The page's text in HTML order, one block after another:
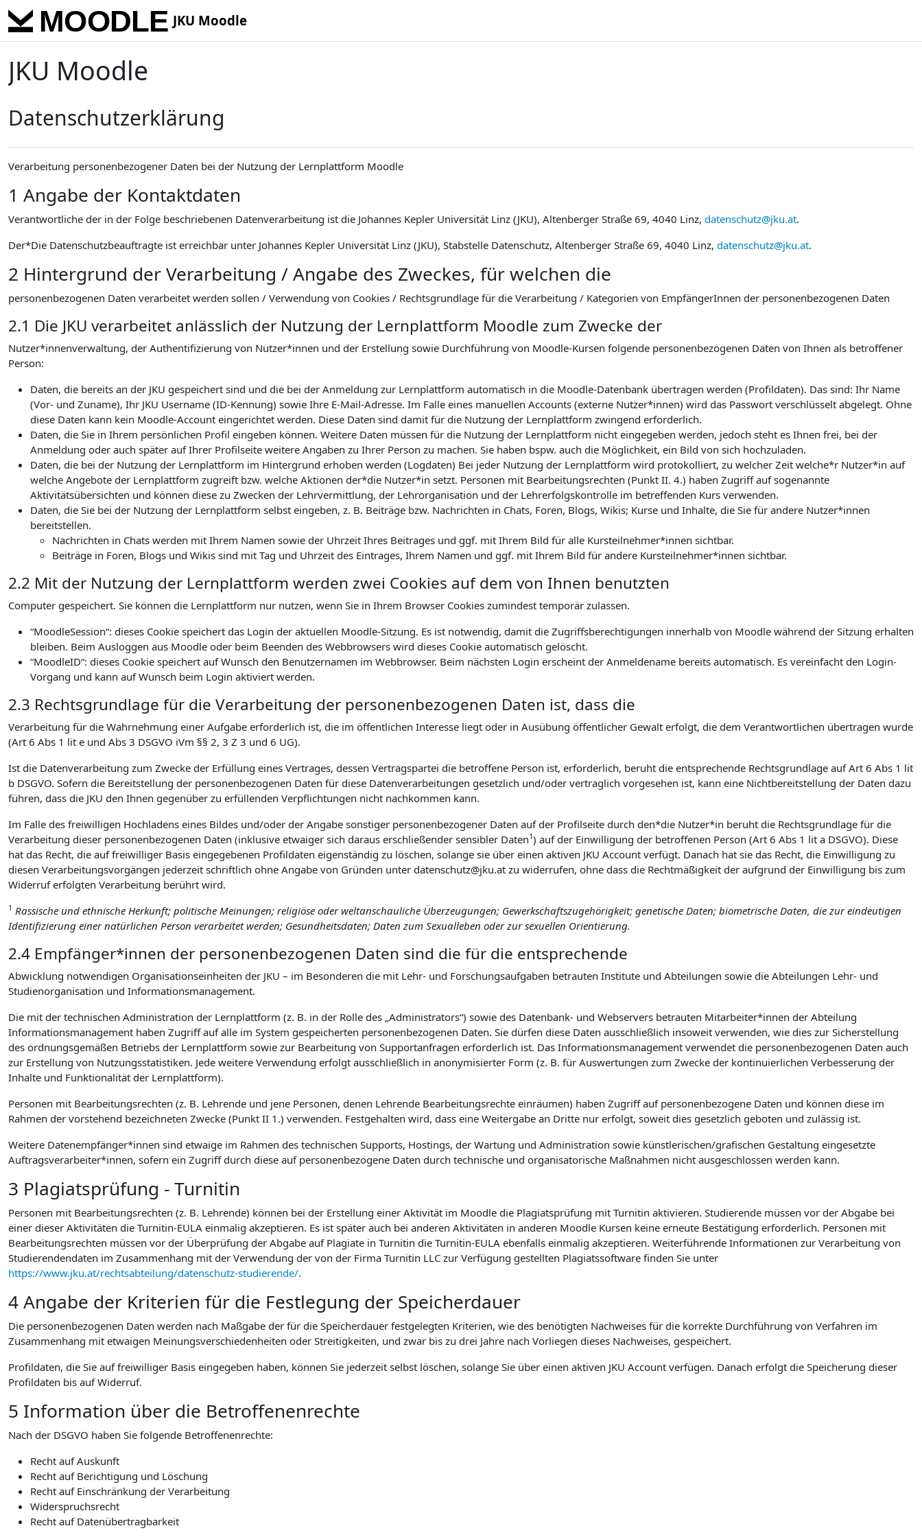
Skip to main content
JKU Moodle
JKU Moodle
Datenschutzerklärung
Verarbeitung personenbezogener Daten bei der Nutzung der Lernplattform Moodle
1 Angabe der Kontaktdaten
Verantwortliche der in der Folge beschriebenen Datenverarbeitung ist die Johannes Kepler Universität Linz (JKU), Altenberger Straße 69, 4040 Linz, datenschutz@jku.at.
Der*Die Datenschutzbeauftragte ist erreichbar unter Johannes Kepler Universität Linz (JKU), Stabstelle Datenschutz, Altenberger Straße 69, 4040 Linz, datenschutz@jku.at.
2 Hintergrund der Verarbeitung / Angabe des Zweckes, für welchen die
personenbezogenen Daten verarbeitet werden sollen / Verwendung von Cookies / Rechtsgrundlage für die Verarbeitung / Kategorien von EmpfängerInnen der personenbezogenen Daten
2.1 Die JKU verarbeitet anlässlich der Nutzung der Lernplattform Moodle zum Zwecke der
Nutzer*innenverwaltung, der Authentifizierung von Nutzer*innen und der Erstellung sowie Durchführung von Moodle-Kursen folgende personenbezogenen Daten von Ihnen als betroffener
Person:
Daten, die bereits an der JKU gespeichert sind und die bei der Anmeldung zur Lernplattform automatisch in die Moodle-Datenbank übertragen werden (Profildaten). Das sind: Ihr Name
(Vor- und Zuname), Ihr JKU Username (ID-Kennung) sowie Ihre E-Mail-Adresse. Im Falle eines manuellen Accounts (externe Nutzer*innen) wird das Passwort verschlüsselt abgelegt. Ohne
diese Daten kann kein Moodle-Account eingerichtet werden. Diese Daten sind damit für die Nutzung der Lernplattform zwingend erforderlich.
Daten, die Sie in Ihrem persönlichen Profil eingeben können. Weitere Daten müssen für die Nutzung der Lernplattform nicht eingegeben werden, jedoch steht es Ihnen frei, bei der
Anmeldung oder auch später auf Ihrer Profilseite weitere Angaben zu Ihrer Person zu machen. Sie haben bspw. auch die Möglichkeit, ein Bild von sich hochzuladen.
Daten, die bei der Nutzung der Lernplattform im Hintergrund erhoben werden (Logdaten) Bei jeder Nutzung der Lernplattform wird protokolliert, zu welcher Zeit welche*r Nutzer*in auf
welche Angebote der Lernplattform zugreift bzw. welche Aktionen der*die Nutzer*in setzt. Personen mit Bearbeitungsrechten (Punkt II. 4.) haben Zugriff auf sogenannte
Aktivitätsübersichten und können diese zu Zwecken der Lehrvermittlung, der Lehrorganisation und der Lehrerfolgskontrolle im betreffenden Kurs verwenden.
Daten, die Sie bei der Nutzung der Lernplattform selbst eingeben, z. B. Beiträge bzw. Nachrichten in Chats, Foren, Blogs, Wikis; Kurse und Inhalte, die Sie für andere Nutzer*innen
bereitstellen.
Nachrichten in Chats werden mit Ihrem Namen sowie der Uhrzeit Ihres Beitrages und ggf. mit Ihrem Bild für alle Kursteilnehmer*innen sichtbar.
Beiträge in Foren, Blogs und Wikis sind mit Tag und Uhrzeit des Eintrages, Ihrem Namen und ggf. mit Ihrem Bild für andere Kursteilnehmer*innen sichtbar.
2.2 Mit der Nutzung der Lernplattform werden zwei Cookies auf dem von Ihnen benutzten
Computer gespeichert. Sie können die Lernplattform nur nutzen, wenn Sie in Ihrem Browser Cookies zumindest temporär zulassen.
“MoodleSession“: dieses Cookie speichert das Login der aktuellen Moodle-Sitzung. Es ist notwendig, damit die Zugriffsberechtigungen innerhalb von Moodle während der Sitzung erhalten
bleiben. Beim Ausloggen aus Moodle oder beim Beenden des Webbrowsers wird dieses Cookie automatisch gelöscht.
“MoodleID“: dieses Cookie speichert auf Wunsch den Benutzernamen im Webbrowser. Beim nächsten Login erscheint der Anmeldename bereits automatisch. Es vereinfacht den Login-
Vorgang und kann auf Wunsch beim Login aktiviert werden.
2.3 Rechtsgrundlage für die Verarbeitung der personenbezogenen Daten ist, dass die
Verarbeitung für die Wahrnehmung einer Aufgabe erforderlich ist, die im öffentlichen Interesse liegt oder in Ausübung öffentlicher Gewalt erfolgt, die dem Verantwortlichen übertragen wurde
(Art 6 Abs 1 lit e und Abs 3 DSGVO iVm §§ 2, 3 Z 3 und 6 UG).
Ist die Datenverarbeitung zum Zwecke der Erfüllung eines Vertrages, dessen Vertragspartei die betroffene Person ist, erforderlich, beruht die entsprechende Rechtsgrundlage auf Art 6 Abs 1 lit
b DSGVO. Sofern die Bereitstellung der personenbezogenen Daten für diese Datenverarbeitungen gesetzlich und/oder vertraglich vorgesehen ist, kann eine Nichtbereitstellung der Daten dazu
führen, dass die JKU den Ihnen gegenüber zu erfüllenden Verpflichtungen nicht nachkommen kann.
Im Falle des freiwilligen Hochladens eines Bildes und/oder der Angabe sonstiger personenbezogener Daten auf der Profilseite durch den*die Nutzer*in beruht die Rechtsgrundlage für die
Verarbeitung dieser personenbezogenen Daten (inklusive etwaiger sich daraus erschließender sensibler Daten1) auf der Einwilligung der betroffenen Person (Art 6 Abs 1 lit a DSGVO). Diese
hat das Recht, die auf freiwilliger Basis eingegebenen Profildaten eigenständig zu löschen, solange sie über einen aktiven JKU Account verfügt. Danach hat sie das Recht, die Einwilligung zu
diesen Verarbeitungsvorgängen jederzeit schriftlich ohne Angabe von Gründen unter datenschutz@jku.at zu widerrufen, ohne dass die Rechtmäßigkeit der aufgrund der Einwilligung bis zum
Widerruf erfolgten Verarbeitung berührt wird.
1 Rassische und ethnische Herkunft; politische Meinungen; religiöse oder weltanschauliche Überzeugungen; Gewerkschaftszugehörigkeit; genetische Daten; biometrische Daten, die zur eindeutigen
Identifizierung einer natürlichen Person verarbeitet werden; Gesundheitsdaten; Daten zum Sexualleben oder zur sexuellen Orientierung.
2.4 Empfänger*innen der personenbezogenen Daten sind die für die entsprechende
Abwicklung notwendigen Organisationseinheiten der JKU – im Besonderen die mit Lehr- und Forschungsaufgaben betrauten Institute und Abteilungen sowie die Abteilungen Lehr- und
Studienorganisation und Informationsmanagement.
Die mit der technischen Administration der Lernplattform (z. B. in der Rolle des „Administrators“) sowie des Datenbank- und Webservers betrauten Mitarbeiter*innen der Abteilung
Informationsmanagement haben Zugriff auf alle im System gespeicherten personenbezogenen Daten. Sie dürfen diese Daten ausschließlich insoweit verwenden, wie dies zur Sicherstellung
des ordnungsgemäßen Betriebs der Lernplattform sowie zur Bearbeitung von Supportanfragen erforderlich ist. Das Informationsmanagement verwendet die personenbezogenen Daten auch
zur Erstellung von Nutzungsstatistiken. Jede weitere Verwendung erfolgt ausschließlich in anonymisierter Form (z. B. für Auswertungen zum Zwecke der kontinuierlichen Verbesserung der
Inhalte und Funktionalität der Lernplattform).
Personen mit Bearbeitungsrechten (z. B. Lehrende und jene Personen, denen Lehrende Bearbeitungsrechte einräumen) haben Zugriff auf personenbezogene Daten und können diese im
Rahmen der vorstehend bezeichneten Zwecke (Punkt II 1.) verwenden. Festgehalten wird, dass eine Weitergabe an Dritte nur erfolgt, soweit dies gesetzlich geboten und zulässig ist.
Weitere Datenempfänger*innen sind etwaige im Rahmen des technischen Supports, Hostings, der Wartung und Administration sowie künstlerischen/grafischen Gestaltung eingesetzte
Auftragsverarbeiter*innen, sofern ein Zugriff durch diese auf personenbezogene Daten durch technische und organisatorische Maßnahmen nicht ausgeschlossen werden kann.
3 Plagiatsprüfung - Turnitin
Personen mit Bearbeitungsrechten (z. B. Lehrende) können bei der Erstellung einer Aktivität im Moodle die Plagiatsprüfung mit Turnitin aktivieren. Studierende müssen vor der Abgabe bei
einer dieser Aktivitäten die Turnitin-EULA einmalig akzeptieren. Es ist später auch bei anderen Aktivitäten in anderen Moodle Kursen keine erneute Bestätigung erforderlich. Personen mit
Bearbeitungsrechten müssen vor der Überprüfung der Abgabe auf Plagiate in Turnitin die Turnitin-EULA ebenfalls einmalig akzeptieren. Weiterführende Informationen zur Verarbeitung von
Studierendendaten im Zusammenhang mit der Verwendung der von der Firma Turnitin LLC zur Verfügung gestellten Plagiatssoftware finden Sie unter
https://www.jku.at/rechtsabteilung/datenschutz-studierende/.
4 Angabe der Kriterien für die Festlegung der Speicherdauer
Die personenbezogenen Daten werden nach Maßgabe der für die Speicherdauer festgelegten Kriterien, wie des benötigten Nachweises für die korrekte Durchführung von Verfahren im
Zusammenhang mit etwaigen Meinungsverschiedenheiten oder Streitigkeiten, und zwar bis zu drei Jahre nach Vorliegen dieses Nachweises, gespeichert.
Profildaten, die Sie auf freiwilliger Basis eingegeben haben, können Sie jederzeit selbst löschen, solange Sie über einen aktiven JKU Account verfügen. Danach erfolgt die Speicherung dieser
Profildaten bis auf Widerruf.
5 Information über die Betroffenenrechte
Nach der DSGVO haben Sie folgende Betroffenenrechte:
Recht auf Auskunft
Recht auf Berichtigung und Löschung
Recht auf Einschränkung der Verarbeitung
Widerspruchsrecht
Recht auf Datenübertragbarkeit